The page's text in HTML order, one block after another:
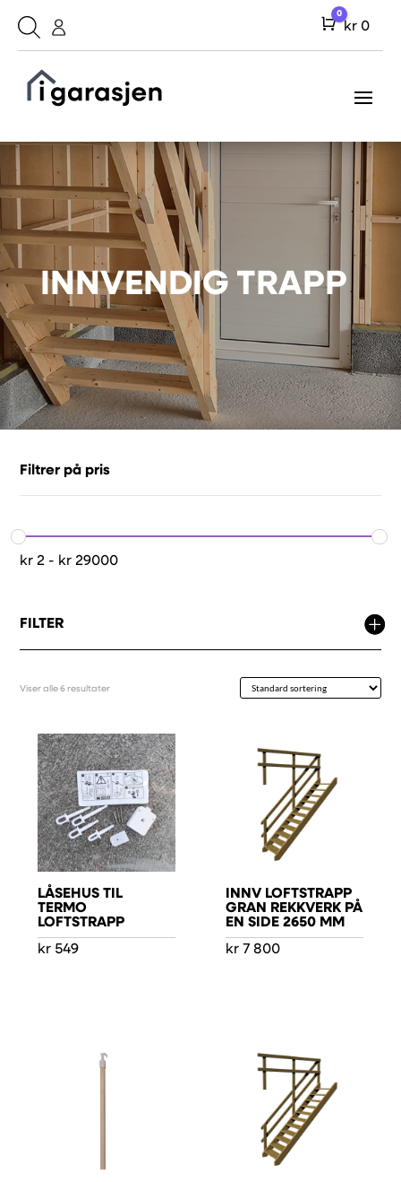
Cart
0
kr 0
INNVENDIG TRAPP
Filtrer på pris
kr 2 - kr 29000
FILTER
Viser alle 6 resultater
LÅSEHUS TIL
TERMO
LOFTSTRAPP
kr 549
INNV LOFTSTRAPP
GRAN REKKVERK PÅ
EN SIDE 2650 MM
kr 7 800